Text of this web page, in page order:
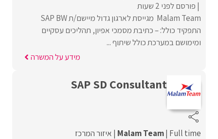
פורסם לפני 2 שעות
Malam Team מגייסת לארגון גדול מיישם/ת SAP BW
התפקיד כולל: – כתיבת מסמכי אפיון, תהליכים עסקיים
ומימושם במערכת כולל שיתוף ...
מידע על המשרה
SAP SD Consultant
Malam Team Full time
איזור המרכז